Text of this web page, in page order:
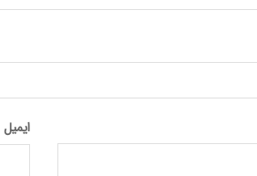
ایمیل